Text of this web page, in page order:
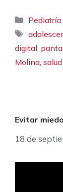
Pediatría
digital,
Molina,
Evitar
18 de